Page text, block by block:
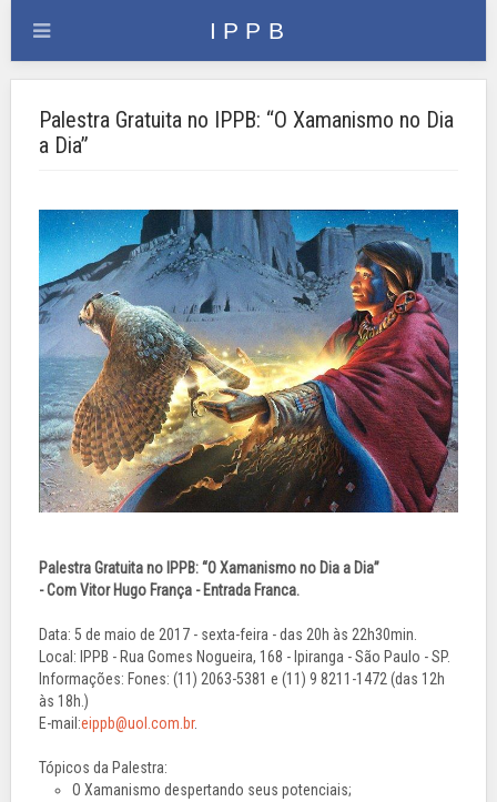
Palestra Gratuita no IPPB: “O Xamanismo no Dia
a Dia”
Palestra Gratuita no IPPB: “O Xamanismo no Dia a Dia”
- Com Vitor Hugo França - Entrada Franca.
Data: 5 de maio de 2017 - sexta-feira - das 20h às 22h30min.
Local: IPPB - Rua Gomes Nogueira, 168 - Ipiranga - São Paulo - SP.
Informações: Fones: (11) 2063-5381 e (11) 9 8211-1472 (das 12h
às 18h.)
E-mail:eippb@uol.com.br.
Tópicos da Palestra:
O Xamanismo despertando seus potenciais;